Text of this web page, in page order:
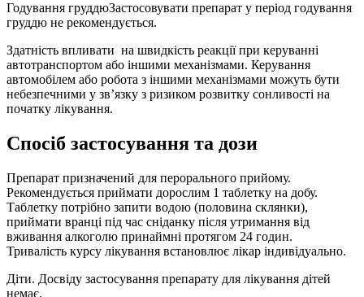
Годування груддюЗастосовувати препарат у період годування
груддю не рекомендується.
Здатність впливати на швидкість реакції при керуванні
автотранспортом або іншими механізмами. Керування
автомобілем або робота з іншими механізмами можуть бути
небезпечними у зв’язку з ризиком розвитку сонливості на
початку лікування.
Спосіб застосування та дози
Препарат призначений для перорального прийому.
Рекомендується приймати дорослим 1 таблетку на добу.
Таблетку потрібно запити водою (половина склянки),
приймати вранці під час сніданку після утримання від
вживання алкоголю принаймні протягом 24 годин.
Тривалість курсу лікування встановлює лікар індивідуально.
Діти. Досвіду застосування препарату для лікування дітей
немає.